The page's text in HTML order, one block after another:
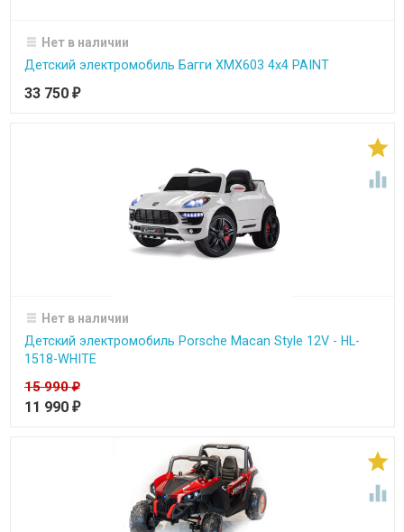
Нет в наличии
Детский электромобиль Багги ХМХ603 4х4 PAINT
33 750 ₽


Нет в наличии
Детский электромобиль Porsche Macan Style 12V - HL-
1518-WHITE
15 990₽
11 990 ₽

